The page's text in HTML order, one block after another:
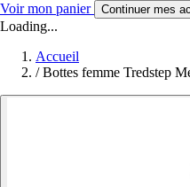
Voir mon panier Continuer mes
Loading...
Accueil
/ Bottes femme Tredstep